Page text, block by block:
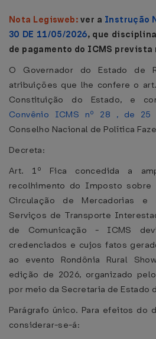
Nota Legisweb: ver a Instrução
30 DE 11/05/2026, que
de pagamento do ICMS
O Governador do Estado de
atribuições que lhe confere o
Constituição do Estado, e
Convênio ICMS nº 28 , de
Conselho Nacional de Política
Decreta:
Art. 1º Fica concedida a
recolhimento do Imposto sobre
Circulação de Mercadorias e
Serviços de Transporte
de Comunicação - ICMS
credenciados e cujos fatos
ao evento Rondônia Rural
edição de 2026, organizado
por meio da Secretaria de Estado
Parágrafo único. Para efeitos do
considerar-se-á: